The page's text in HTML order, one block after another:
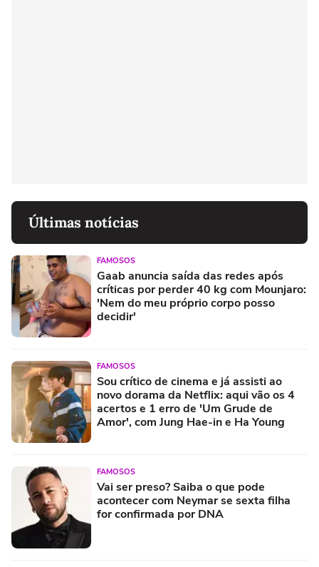
Últimas notícias
FAMOSOS
Gaab anuncia saída das redes após
críticas por perder 40 kg com Mounjaro:
'Nem do meu próprio corpo posso
decidir'
FAMOSOS
Sou crítico de cinema e já assisti ao
novo dorama da Netflix: aqui vão os 4
acertos e 1 erro de 'Um Grude de
Amor', com Jung Hae-in e Ha Young
FAMOSOS
Vai ser preso? Saiba o que pode
acontecer com Neymar se sexta filha
for confirmada por DNA